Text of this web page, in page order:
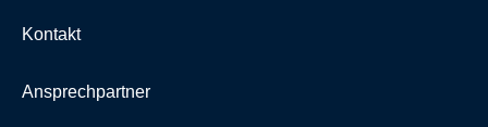
Kontakt
Ansprechpartner